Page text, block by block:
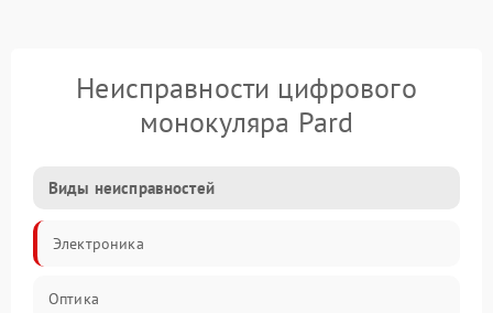
Неисправности цифрового
монокуляра Pard
Виды неисправностей
Электроника
Оптика